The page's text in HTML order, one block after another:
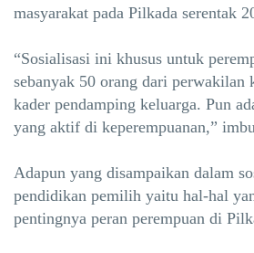
masyarakat pada Pilkada serentak
“Sosialisasi ini khusus untuk
sebanyak 50 orang dari perwakilan
kader pendamping keluarga. Pun
yang aktif di keperempuanan,”
Adapun yang disampaikan dalam
pendidikan pemilih yaitu hal-hal
pentingnya peran perempuan di